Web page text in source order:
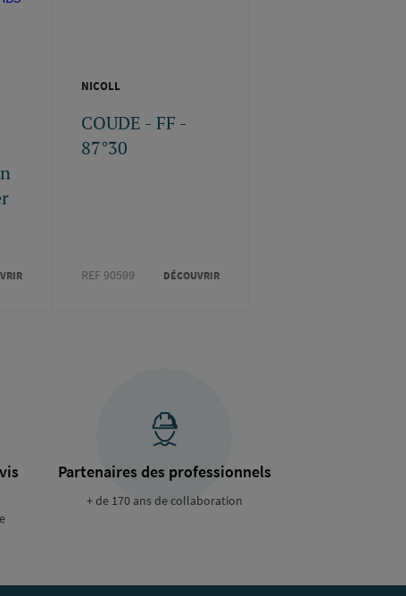
NICOLL
COUDE - FF -
87°30
REF 90599 DÉCOUVRIR
Partenaires des professionnels
+ de 170 ans de collaboration